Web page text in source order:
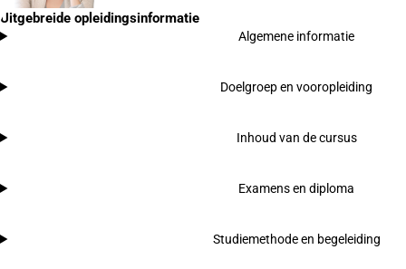
Uitgebreide opleidingsinformatie
Algemene informatie
Doelgroep en vooropleiding
Inhoud van de cursus
Examens en diploma
Studiemethode en begeleiding